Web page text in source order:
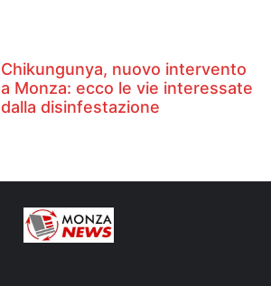
Chikungunya, nuovo intervento
a Monza: ecco le vie interessate
dalla disinfestazione